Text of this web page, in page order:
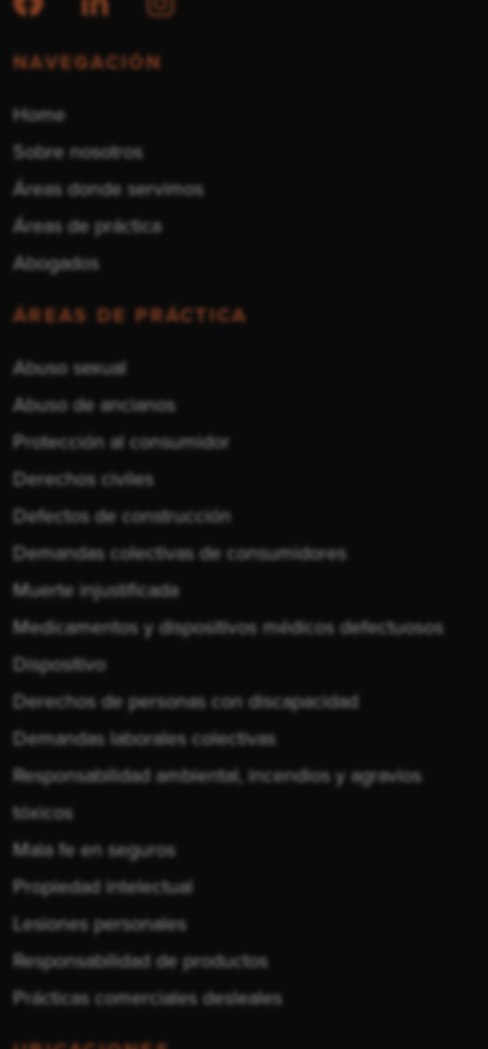
NAVEGACIÓN
Home
Sobre nosotros
Áreas donde servimos
Áreas de práctica
Abogados
ÁREAS DE PRÁCTICA
Abuso sexual
Abuso de ancianos
Protección al consumidor
Derechos civiles
Defectos de construcción
Demandas colectivas de consumidores
Muerte injustificada
Medicamentos y dispositivos médicos defectuosos
Dispositivo
Derechos de personas con discapacidad
Demandas laborales colectivas
Responsabilidad ambiental, incendios y agravios
tóxicos
Mala fe en seguros
Propiedad intelectual
Lesiones personales
Responsabilidad de productos
Prácticas comerciales desleales